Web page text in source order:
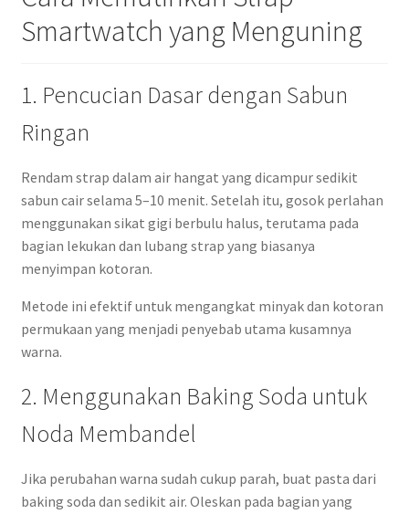
Smartwatch yang Menguning
1. Pencucian Dasar dengan Sabun
Ringan
Rendam strap dalam air hangat yang dicampur sedikit
sabun cair selama 5–10 menit. Setelah itu, gosok perlahan
menggunakan sikat gigi berbulu halus, terutama pada
bagian lekukan dan lubang strap yang biasanya
menyimpan kotoran.
Metode ini efektif untuk mengangkat minyak dan kotoran
permukaan yang menjadi penyebab utama kusamnya
warna.
2. Menggunakan Baking Soda untuk
Noda Membandel
Jika perubahan warna sudah cukup parah, buat pasta dari
baking soda dan sedikit air. Oleskan pada bagian yang